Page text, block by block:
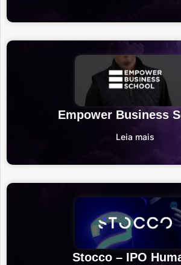
Empower Business
Leia mais
Stocco – IPO